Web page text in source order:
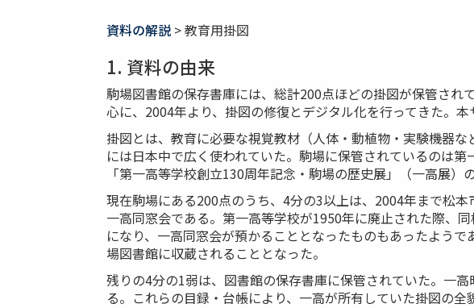
資料の解説> 教育用掛図
1. 資料の由来
駒場図書館の保存書庫には、総計200点ほどの掛図が保管さ
心に、2004年より、掛図の修復とデジタル化を行ってきた。
掛図とは、教育に必要な視覚教材（人体・動植物・実験機器
には日本中で広く使われていた。駒場に保管されているのは
「第一高等学校創立130周年記念・駒場の歴史展」（一高展）
現在駒場にある200点のうち、4分の3以上は、2004年まで松
一高同窓会である。第一高等学校が1950年に廃止された際、
になり、一高同窓会が預かることとなったものもあったよう
場図書館に収蔵されることとなった。
残りの4分の1弱は、図書館の保存書庫に保管されていた。一
る。これらの目録・台帳により、一高が所有していた掛図の全